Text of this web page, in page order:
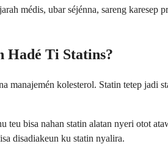
médis, ubar séjénna, sareng
Hadé Ti Statins?
kolesterol. Statin tetep jadi
bisa nahan statin alatan nyeri otot
disadiakeun ku statin nyalira.